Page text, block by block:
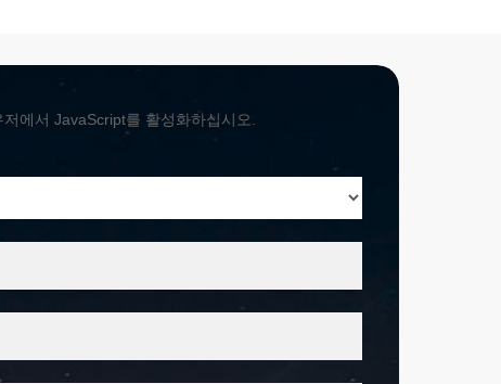
에서 JavaScript를 활성화하십시오.